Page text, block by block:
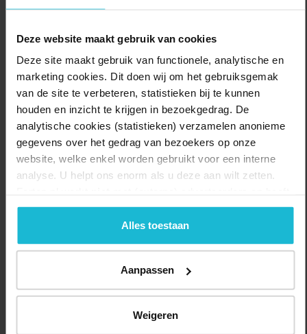
Deze website maakt gebruik van cookies
Deze site maakt gebruik van functionele, analytische en
marketing cookies. Dit doen wij om het gebruiksgemak
van de site te verbeteren, statistieken bij te kunnen
houden en inzicht te krijgen in bezoekgedrag. De
analytische cookies (statistieken) verzamelen anonieme
gegevens over het gedrag van bezoekers op onze
website, welke enkel worden gebruikt voor een interne
analyse. U helpt ons enorm als u deze aan wilt zetten.
geen commerciële doelstelling. U kunt deze cookies via
de knoppen accepteren, beheren of weigeren.
Alles toestaan
Aanpassen
Weigeren
Gewelfde ruimtes, oude kruitkamers en begroeide wallen: de forten
en concerten, maar ook voor tentoonstellingen en cursussen.
Laat u verrassen door het grote aanbod aan culturele
evenementen. Zo zijn er exposities die de historie van een fort
vertellen, maar u kunt ook genieten van een hedendaagse
kunstexpositie of zelf aan de slag door een fotografie-, schilder- of
beeldhouwworkshop te volgen. En dat allemaal in een unieke en
sfeervolle omgeving!
ALLE CATEGORIEËN